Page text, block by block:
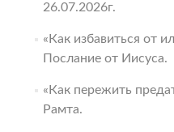
26.07.2026г.
«Как избавиться от
Послание от Иисуса.
«Как пережить
Рамта.